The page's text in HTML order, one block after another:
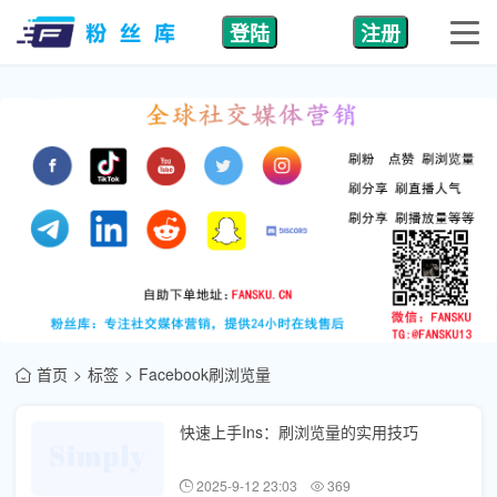
登陆 注册
首页 标签 Facebook刷浏览量
快速上手Ins：刷浏览量的实用技巧
2025-9-12 23:03 369